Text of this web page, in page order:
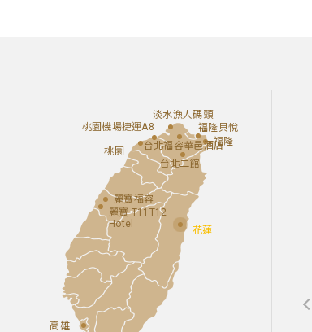
淡水漁人碼頭
麗寶福容
麗寶 T11T12
Hotel
花蓮
福隆
台北福容華邑酒店
台北二館
桃園機場捷運A8
桃園
高雄
福隆貝悅